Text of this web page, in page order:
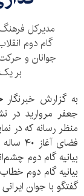
مدیرکل
گام دوم
جوانان و
بر
به گزارش خبرنگار
جعفر مروارید در
منظر رسانه که در
فضای
بیانیه گام دوم
بیانیه گام دوم
گفتگو با جوان